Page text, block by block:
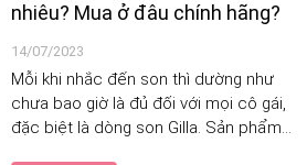
nhiêu? Mua ở đâu chính hãng?
14/07/2023
Mỗi khi nhắc đến son thì dường như
chưa bao giờ là đủ đối với mọi cô gái,
đặc biệt là dòng son Gilla. Sản phẩm